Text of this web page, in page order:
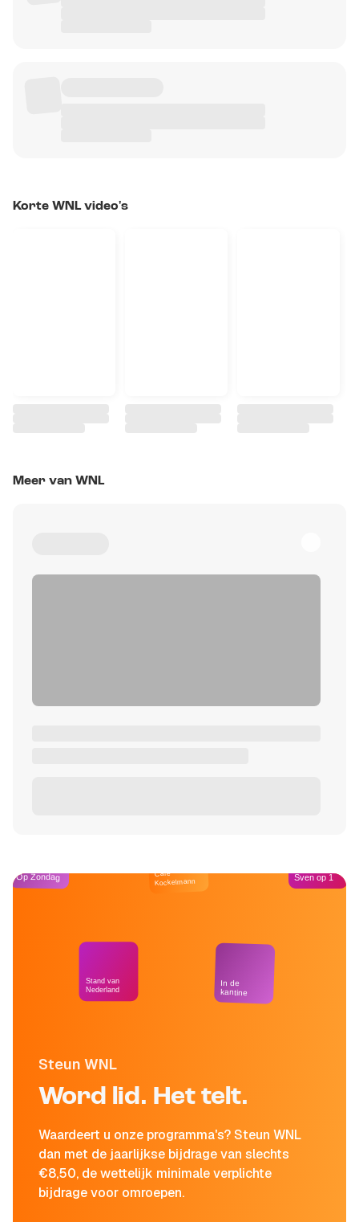
Korte WNL video's
Meer van WNL
Steun WNL
Word lid. Het telt.
Waardeert u onze programma's? Steun WNL
dan met de jaarlijkse bijdrage van slechts
€8,50, de wettelijk minimale verplichte
bijdrage voor omroepen.
Op Zondag
Stand van
Nederland
Café
Kockelmann
In de
kantine
Sven op 1